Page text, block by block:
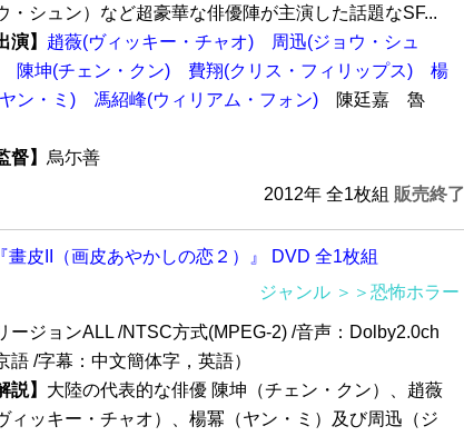
・シュン）など超豪華な俳優陣が主演した話題なSF...
演】 趙薇(ヴィッキー・チャオ)
周迅(ジョウ・シュ
陳坤(チェン・クン) 費翔(クリス・フィリップス)
楊
ン・ミ)
馮紹峰(ウィリアム・フォン) 陳廷嘉 魯
督】 烏尓善
2012年 全1枚組 販売終了
『畫皮II（画皮あやかしの恋２）』 DVD 全1枚組
ジャンル ＞＞恐怖ホラー
ージョンALL /NTSC方式(MPEG-2) /音声：Dolby2.0ch
語 /字幕：中文簡体字，英語）
説】 大陸の代表的な俳優 陳坤（チェン・クン）、趙薇
ィッキー・チャオ）、楊冪（ヤン・ミ）及び周迅（ジ